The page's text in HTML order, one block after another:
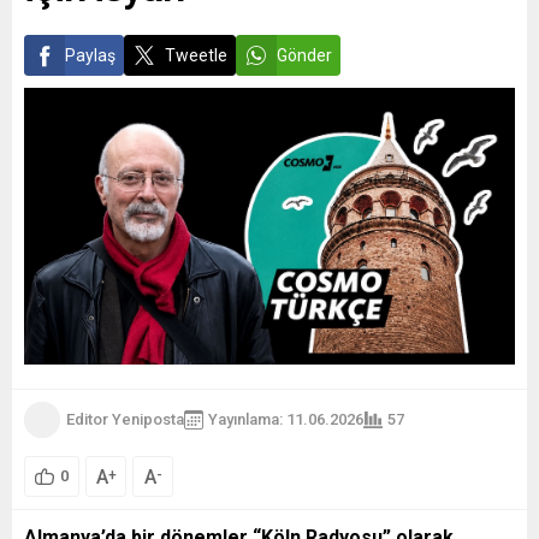
Paylaş Tweetle Gönder
Editor Yeniposta Yayınlama: 11.06.2026 57
0 A+ A-